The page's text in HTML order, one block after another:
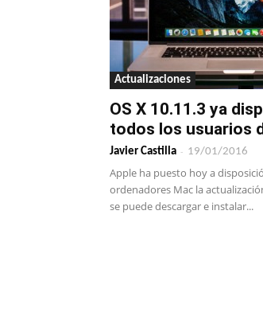
Actualizaciones
OS X 10.11.3 ya
todos los usuarios
Javier Castilla - 19/01/2016
Apple ha puesto hoy a
ordenadores Mac la
se puede descargar e instalar...